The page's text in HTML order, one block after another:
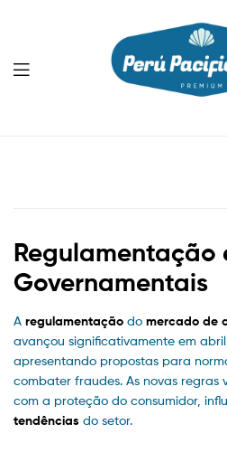
Menu
Regulamentação
Governamentais
A regulamentação do mercado de
avançou significativamente em
apresentando propostas para
combater fraudes. As novas regras
com a proteção do consumidor,
tendências do setor.